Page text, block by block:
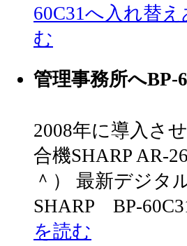
60C31へ入れ替
む
管理事務所へBP-
2008年に導入さ
合機SHARP AR-
＾） 最新デジタ
SHARP BP-
を読む